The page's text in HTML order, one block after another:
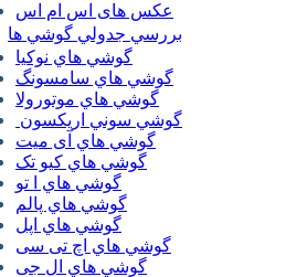
عكس های اس ام اس
بررسي جدولي گوشي ها
گوشي هاي نوكيا
گوشي هاي سامسونگ
گوشي هاي موتورولا
گوشي سوني اريكسون
گوشي هاي آی میت
گوشي هاي کیو تک
گوشي هاي ا تو
گوشي هاي پالم
گوشي هاي اپل
گوشي هاي اچ تی سی
گوشي هاي ال جی